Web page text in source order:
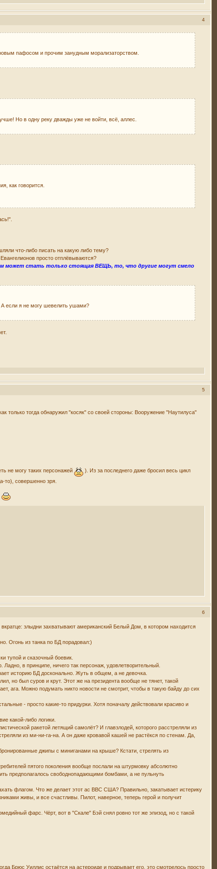
4
пафосом и прочим занудным морализаторством.
Но в одну реку дважды уже не войти, всё, аллес.
как говорится.
что-либо писать на какую либо тему?
просто отплёвываются?
может стать только стоящая ВЕЩЬ, то, что другие могут смело
если я не могу шевелить ушами?
5
только тогда обнаружил "косяк" со своей стороны: Вооружение "Наутилуса"
не могу таких персонажей
). Из за последнего даже бросил весь цикл
то), совершенно зря.
6
злыдни захватывают американский Белый Дом, в котором находится
Огонь из танка по БД порадовал:)
тупой и сказочный боевик.
в принципе, ничего так персонаж, удовлетворительный.
историю БД досконально. Жуть в общем, а не девочка.
но был суров и крут. Этот же на президента вообще не тянет, такой
ага. Можно подумать никто новости не смотрит, чтобы в такую байду до сих
- просто какие-то придурки. Хотя поначалу действовали красиво и
какой-либо логики.
ракетой летящий самолёт? И главзлодей, которого расстреляли из
из ми-ни-га-на. А он даже кровавой кашей не растёкся по стенам. Да,
джипы с миниганами на крыше? Кстати, стрелять из
пятого поколения вообще послали на штурмовку абсолютно
предполагалось свободнопадающими бомбами, а не пульнуть
флагом. Что же делает этот ас ВВС США? Правильно, закатывает истерику
живы, и все счастливы. Пилот, наверное, теперь герой и получит
фарс. Чёрт, вот в "Скале" Бэй снял ровно тот же эпизод, но с такой
Брюс Уиллис остаётся на астероиде и подрывает его, это смотрелось просто